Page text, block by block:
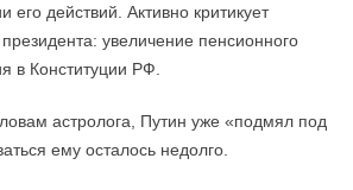
его действий. Активно критикует
увеличение пенсионного
в Конституции РФ.
астролога, Путин уже «подмял под
ему осталось недолго.